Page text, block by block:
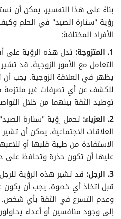
تفسير الأحلام لابن سيرين حرف
تفسير الأحلام لابن سيرين حرف الفاء
تفسير الأحلام لابن سيرين حرف
تفسير الأحلام لابن سيرين حرف
تفسير الأحلام لابن سيرين حرف اللام
تفسير الأحلام لابن سيرين حرف
تفسير الأحلام لابن سيرين حرف
تفسير الأحلام لابن سيرين حرف
تفسير الأحلام لابن سيرين حرف
بناءً على هذا التفسير، يمكن أن
رؤية "سنارة الصيد" في الحلم
الأفراد المختلفة:
1. المتزوجة:
تدل هذه الرؤية على
التعامل مع الأمور الزوجية. قد
يظهر في العلاقة الزوجية. يجب
للكشف عن أي تصرفات غير ملتزمة
توطيد الثقة بينهما من خلال
2. العزباء:
تحمل رؤية "سنارة
العلاقات الاجتماعية. يمكن أن
الاستفادة من طيبة قلبها أو
عليها أن تكون حذرة وتحافظ على
3. الرجل:
قد تشير هذه الرؤية
قبل اتخاذ أي خطوة. يجب أن يكون
وعدم التسرع في الثقة بأي شخص.
إلى وجود منافسين أو أعداء